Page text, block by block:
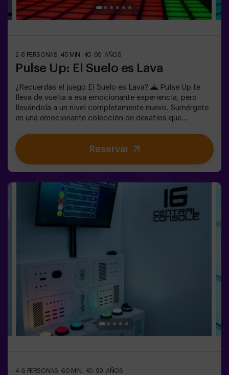
2-8 PERSONAS 45 MIN. 10-99 AÑOS
Pulse Up: El Suelo es Lava
¿Recuerdas el juego El Suelo es Lava? 🌋 Pulse Up te
lleva de vuelta a esa emocionante experiencia, pero
llevándola a un nivel completamente nuevo. Sumérgete
en una emocionante colección de desafíos que
niveles de dificultad para ajustarse a todos los niveles
de habilidad.💥 40 juegos únicos que mantienen la
emoción y la diversión.Trabaja en equipo para superar
pantalla. Pulse Up te brinda una experiencia única de
actividad física y tecnológica, donde la colaboración
es fundamental. 🏆 ¡Y lo mejor de todo! Somos los
primeros en traer esta innovadora experiencia a España.
adolescentesTodos los menores de 15 años deben ir
acompañados de un adulto que cuenta como jugador.Se
requiere calzado deportivo para jugar. Se prohibe jugar
con tacones, plataformas o descalzo. Las personas que
no cumplan con el calzado adecuado no podrán jugar.
Reservar
4-6 PERSONAS 60 MIN. 10-99 AÑOS